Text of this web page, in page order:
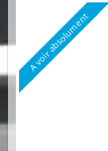
100.400.000
A voir absolument